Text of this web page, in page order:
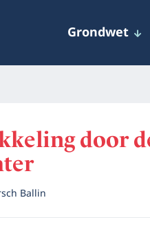
Grondwet
door
Ballin